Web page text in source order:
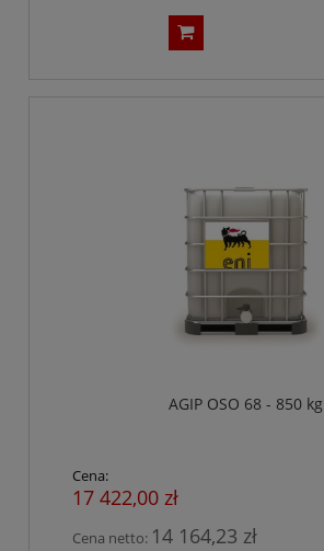
AGIP OSO 68 - 850 kg
Cena:
17 422,00 zł
Cena netto: 14 164,23 zł